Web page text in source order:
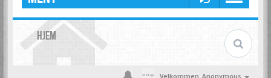
HJEM
Velkommen,Anonymous